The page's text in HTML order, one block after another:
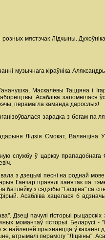
мястэчак Лідчыны.
музычнага кіраўніка
Маскалёвы Таццяна і Ігар
Асабліва запомнілася
перамагла каманда дарослых!
зарадка з бегам
Лідзія Смокат, Валянціна
службу ў царкву прападобнага
з дзецьмі песні на роднай
Ганчар правялі занятак па
з сядзібы "Гасціна" са
Асабліва хацелася б
Дзеці пачулі гісторыі рыцарскіх
момантаў гісторыі Беларусі -
найлепей прызнаецца ў каханні
атрымалі перамогу "Ліцвіны".